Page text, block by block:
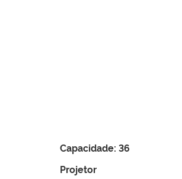
Capacidade: 36
Projetor